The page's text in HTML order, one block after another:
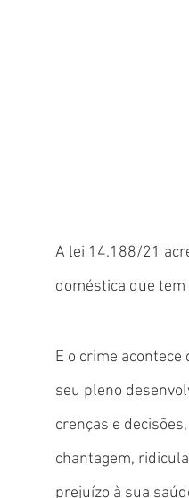
A lei 14.188/21
doméstica que tem
E o crime
seu pleno
crenças e
chantagem,
prejuízo à sua